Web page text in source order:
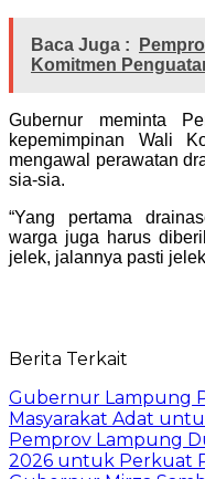
Baca Juga :
Komitmen
Gubernur meminta
kepemimpinan Wali
mengawal perawatan
sia-sia.
“Yang pertama
warga juga harus
jelek, jalannya pasti
Berita Terkait
Gubernur Lampung
Masyarakat Adat
Pemprov Lampung
2026 untuk Perkuat